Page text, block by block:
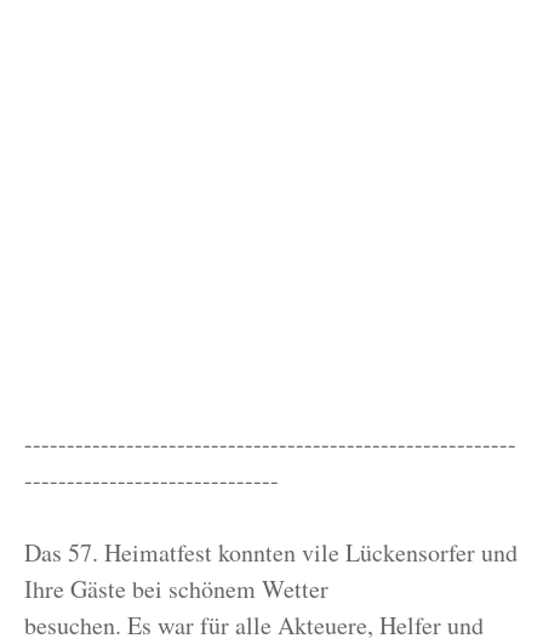
----------------------------------------------------------
------------------------------
Das 57. Heimatfest konnten vile Lückensorfer und
Ihre Gäste bei schönem Wetter
besuchen. Es war für alle Akteuere, Helfer und